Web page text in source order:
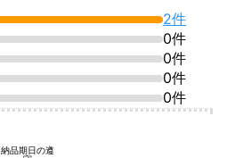
2件
0件
0件
0件
0件
納品期日の遵